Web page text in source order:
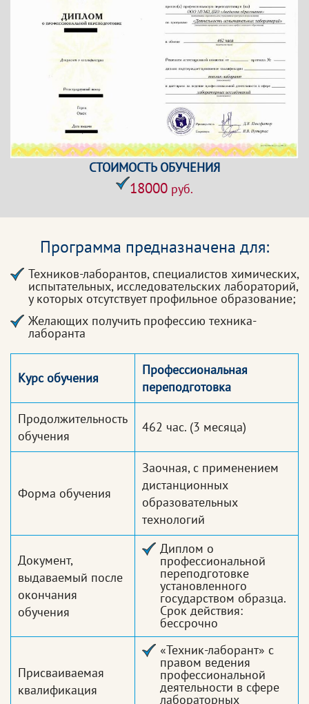
СТОИМОСТЬ ОБУЧЕНИЯ
18000 руб.
Программа предназначена для:
Техников-лаборантов, специалистов химических,
испытательных, исследовательских лабораторий,
у которых отсутствует профильное образование;
Желающих получить профессию техника-
лаборанта
Курс обучения
Профессиональная
переподготовка
Продолжительность
обучения
462 час. (3 месяца)
Форма обучения
Заочная, с применением
дистанционных
образовательных
технологий
Документ,
выдаваемый после
окончания
обучения
Диплом о
профессиональной
переподготовке
установленного
государством образца.
Срок действия:
бессрочно
Присваиваемая
квалификация
«Техник-лаборант» с
правом ведения
профессиональной
деятельности в сфере
лабораторных